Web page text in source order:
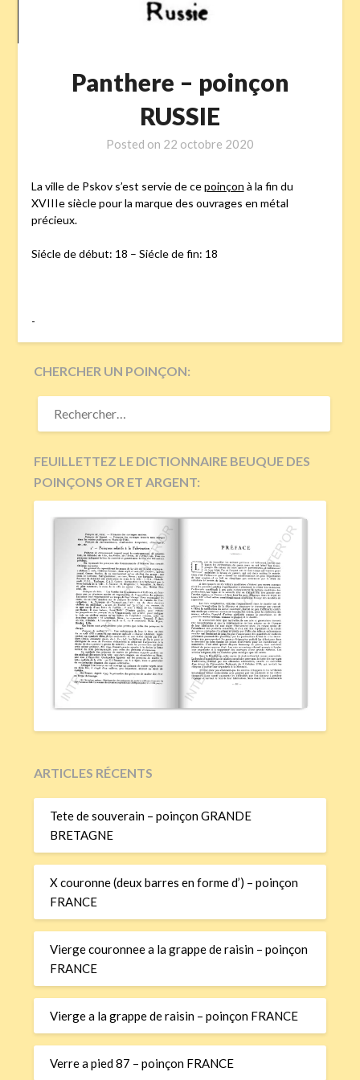
Panthere – poinçon
RUSSIE
Posted on 22 octobre 2020
La ville de Pskov s’est servie de cepoinçon à la fin du
XVIIIe siècle pour la marque des ouvrages en métal
précieux.
Siécle de début: 18 – Siécle de fin: 18
-
CHERCHER UN POINÇON:
RECHERCHER :
FEUILLETTEZ LE DICTIONNAIRE BEUQUE DES
POINÇONS OR ET ARGENT:
ARTICLES RÉCENTS
Tete de souverain – poinçon GRANDE
BRETAGNE
X couronne (deux barres en forme d’) – poinçon
FRANCE
Vierge couronnee a la grappe de raisin – poinçon
FRANCE
Vierge a la grappe de raisin – poinçon FRANCE
Verre a pied 87 – poinçon FRANCE